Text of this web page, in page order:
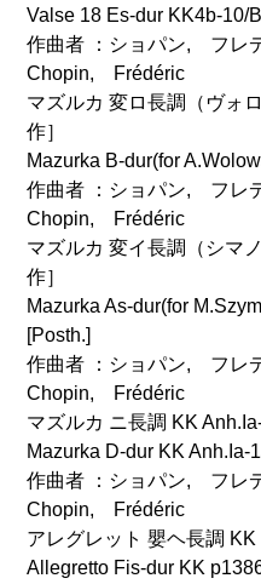
Valse 18 Es-dur KK4b-10/
作曲者 ：ショパン, フレ
Chopin, Frédéric
マズルカ 変ロ長調（ヴォ
作］
Mazurka B-dur(for
作曲者 ：ショパン, フレ
Chopin, Frédéric
マズルカ 変イ長調（シマ
作］
Mazurka As-dur(for
[Posth.]
作曲者 ：ショパン, フレ
Chopin, Frédéric
マズルカ ニ長調 KK
Mazurka D-dur KK Anh.Ia-
作曲者 ：ショパン, フレ
Chopin, Frédéric
アレグレット 嬰ヘ長調 KK
Allegretto Fis-dur KK